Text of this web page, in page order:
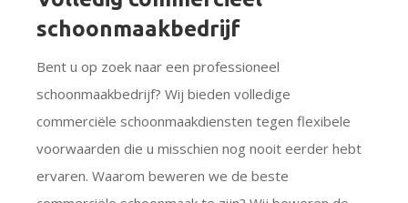
schoonmaakbedrijf
Bent u op zoek naar een professioneel
schoonmaakbedrijf? Wij bieden volledige
commerciële schoonmaakdiensten tegen flexibele
voorwaarden die u misschien nog nooit eerder hebt
ervaren. Waarom beweren we de beste